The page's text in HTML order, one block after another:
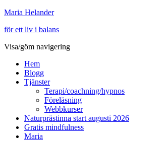
Maria Helander
för ett liv i balans
Visa/göm navigering
Hem
Blogg
Tjänster
Terapi/coachning/hypnos
Föreläsning
Webbkurser
Naturprästinna start augusti 2026
Gratis mindfulness
Maria